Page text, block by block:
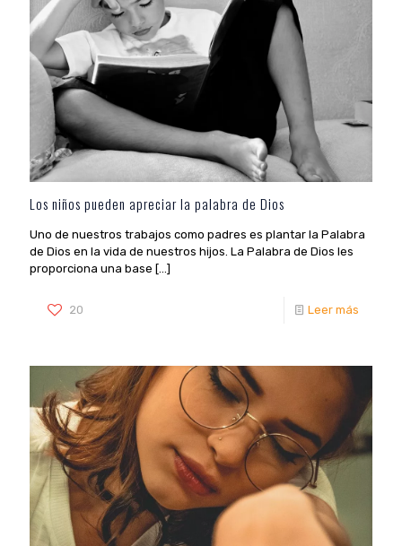
Los niños pueden apreciar la palabra de Dios
Uno de nuestros trabajos como padres es plantar la Palabra
de Dios en la vida de nuestros hijos. La Palabra de Dios les
proporciona una base […]
20 Leer más